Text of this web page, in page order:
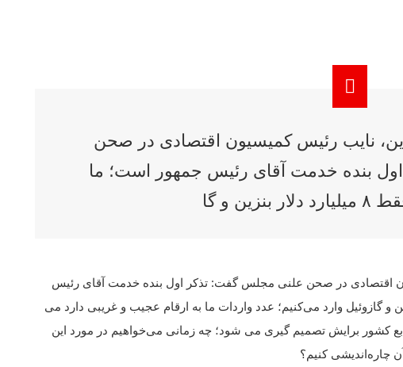
نایب رئیس کمیسیون اقتصادی در صحن
بنده خدمت آقای رئیس جمهور است؛ ما
و گا
اقتصادی در صحن علنی مجلس گفت: تذکر اول بنده خدمت آقای رئیس
۸ میلیارد دلار بنزین و گازوئیل وارد می‌کنیم؛ عدد واردات ما به ارقام عجیب و غریبی دارد می
دلار، نزدیک ۵۰۰ همت از منابع کشور برایش تصمیم گیری می شود؛ چه زمانی می‌خواهیم در مورد این
چاره‌اندیشی کنیم؟